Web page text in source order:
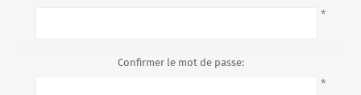
*
Confirmer le mot de passe:
*